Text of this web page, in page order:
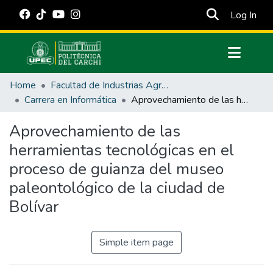
Log In
Communities & Collections
All of DSpace
Estadísticas Externas
Home
Facultad de Industrias Agropecuarias y Ciencias Ambientales
Carrera en Informática
Aprovechamiento de las herramientas tecnológicas en el proceso de guianza del museo paleontológico de la ciudad de Bolívar
Aprovechamiento de las
herramientas tecnológicas en el
proceso de guianza del museo
paleontológico de la ciudad de
Bolívar
Simple item page